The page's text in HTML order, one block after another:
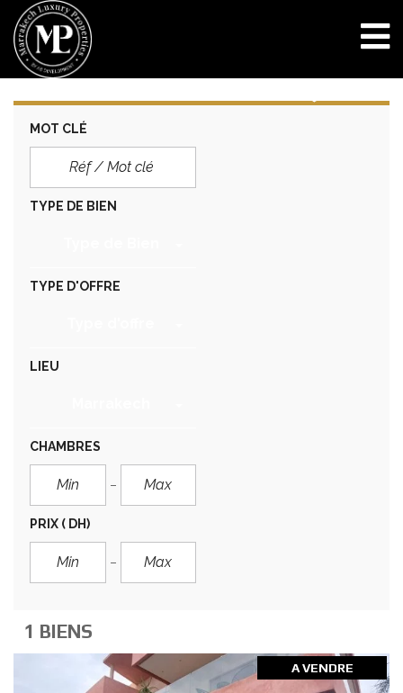
MOT CLÉ
TYPE DE BIEN
TYPE D'OFFRE
LIEU
CHAMBRES
PRIX ( DH)
1 BIENS
A VENDRE